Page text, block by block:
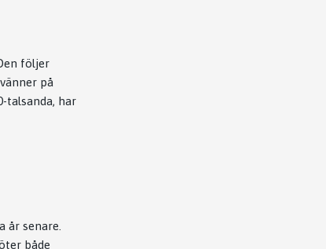
följer
på
talsanda, har
år senare.
både